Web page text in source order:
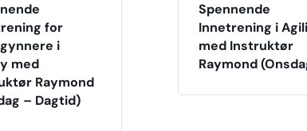
for
i
med
Raymond
– Dagtid)
Spennende
Innetrening i
med Instruktør
Raymond